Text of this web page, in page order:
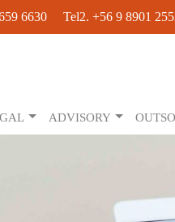
6630 Tel2. +56 9 8901
ADVISORY